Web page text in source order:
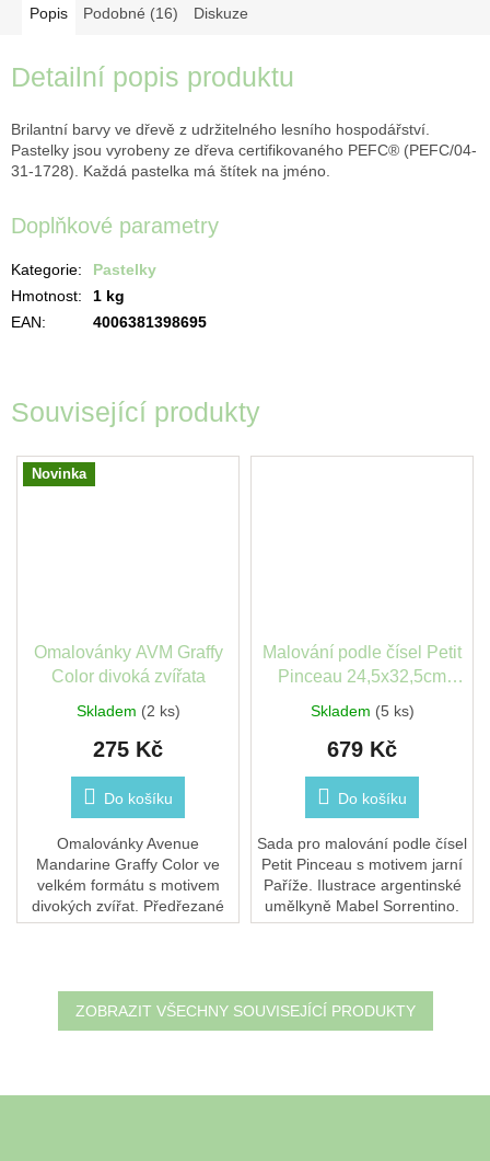
Související produkty
Novinka
Omalovánky AVM Graffy
Color divoká zvířata
Skladem (2 ks)
275 Kč
Do košíku
Omalovánky Avenue
Mandarine Graffy Color ve
velkém formátu s motivem
divokých zvířat. Předřezané
listy pro případné snadnější
Malování podle čísel Petit
Pinceau 24,5x32,5cm
Skladem (5 ks)
679 Kč
Do košíku
Sada pro malování podle čísel
Petit Pinceau s motivem jarní
Paříže. Ilustrace argentinské
umělkyně Mabel Sorrentino.
Formát 24,5 × 32,5 cm.
ZOBRAZIT VŠECHNY SOUVISEJÍCÍ PRODUKTY
Popis Podobné (16) Diskuze
Detailní popis produktu
Brilantní barvy ve dřevě z udržitelného lesního hospodářství.
Pastelky jsou vyrobeny ze dřeva certifikovaného PEFC® (PEFC/04-
31-1728). Každá pastelka má štítek na jméno.
Doplňkové parametry
Kategorie:
Pastelky
Hmotnost:
1 kg
EAN: 4006381398695